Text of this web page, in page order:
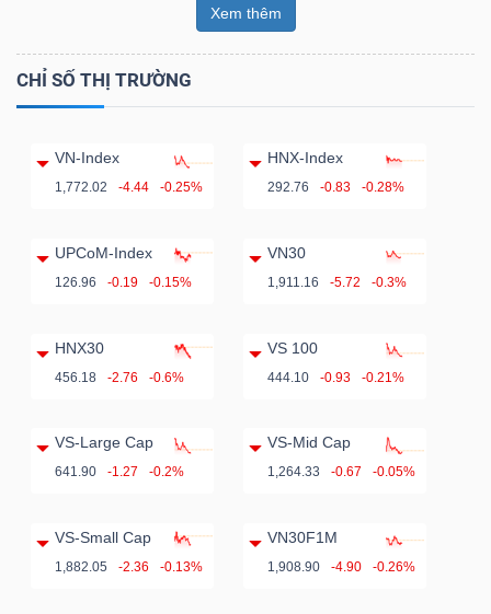
Xem thêm
CHỈ SỐ THỊ TRƯỜNG
VN-Index
1,772.02 -4.44 -0.25%
HNX-Index
292.76 -0.83 -0.28%
UPCoM-Index
126.96 -0.19 -0.15%
VN30
1,911.16 -5.72 -0.3%
HNX30
456.18 -2.76 -0.6%
VS 100
444.10 -0.93 -0.21%
VS-Large Cap
641.90 -1.27 -0.2%
VS-Mid Cap
1,264.33 -0.67 -0.05%
VS-Small Cap
1,882.05 -2.36 -0.13%
VN30F1M
1,908.90 -4.90 -0.26%